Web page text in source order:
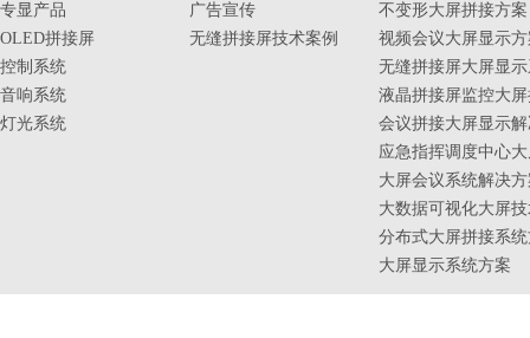
专显产品
OLED拼接屏
控制系统
音响系统
灯光系统
广告宣传
无缝拼接屏技术案例
不变形大屏拼接方案
视频会议大屏显示
无缝拼接屏大屏显
液晶拼接屏监控大
会议拼接大屏显示
应急指挥调度中心
大屏会议系统解决
大数据可视化大屏
分布式大屏拼接系
大屏显示系统方案